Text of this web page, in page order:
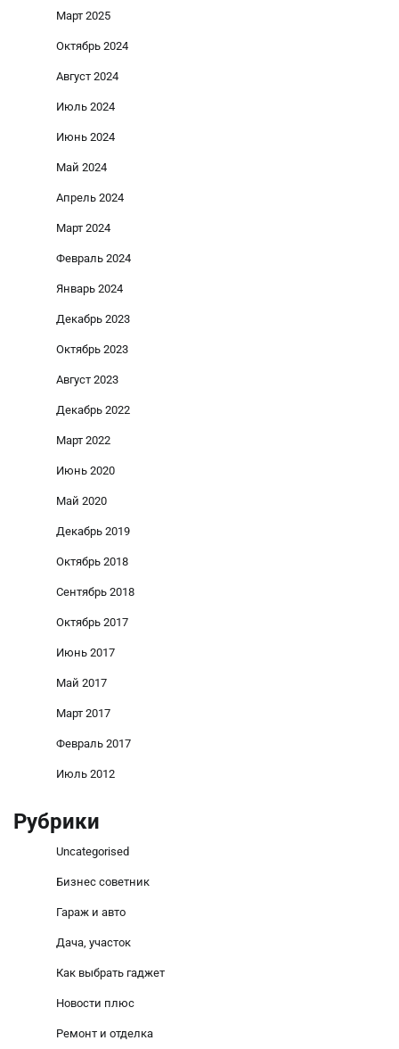
Март 2025
Октябрь 2024
Август 2024
Июль 2024
Июнь 2024
Май 2024
Апрель 2024
Март 2024
Февраль 2024
Январь 2024
Декабрь 2023
Октябрь 2023
Август 2023
Декабрь 2022
Март 2022
Июнь 2020
Май 2020
Декабрь 2019
Октябрь 2018
Сентябрь 2018
Октябрь 2017
Июнь 2017
Май 2017
Март 2017
Февраль 2017
Июль 2012
Рубрики
Uncategorised
Бизнес советник
Гараж и авто
Дача, участок
Как выбрать гаджет
Новости плюс
Ремонт и отделка